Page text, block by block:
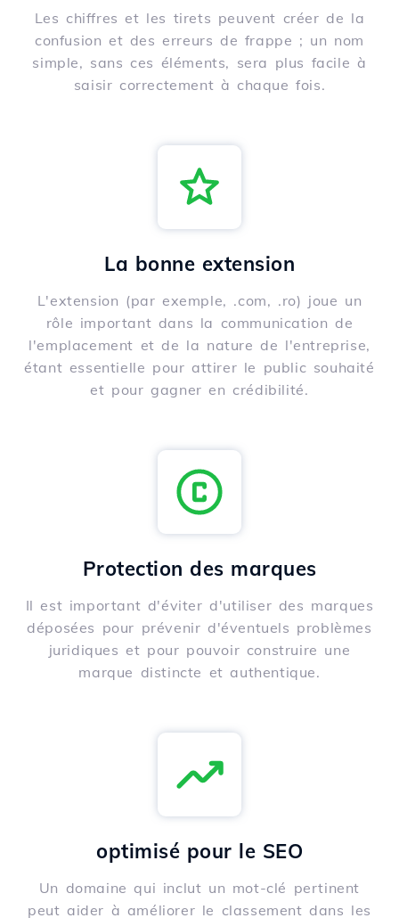
Les chiffres et les tirets peuvent créer de la
confusion et des erreurs de frappe ; un nom
simple, sans ces éléments, sera plus facile à
saisir correctement à chaque fois.
La bonne extension
L'extension (par exemple, .com, .ro) joue un
rôle important dans la communication de
l'emplacement et de la nature de l'entreprise,
étant essentielle pour attirer le public souhaité
et pour gagner en crédibilité.
Protection des marques
Il est important d'éviter d'utiliser des marques
déposées pour prévenir d'éventuels problèmes
juridiques et pour pouvoir construire une
marque distincte et authentique.
optimisé pour le SEO
Un domaine qui inclut un mot-clé pertinent
peut aider à améliorer le classement dans les